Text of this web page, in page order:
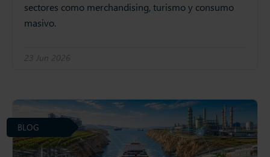
sectores como merchandising, turismo y consumo
masivo.
23 Jun 2026
BLOG